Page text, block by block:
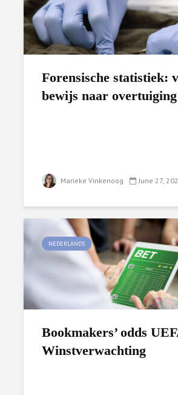
Forensische statistiek:
bewijs naar overtuiging
Marieke Vinkenoog June 27,
NEDERLANDS
Bookmakers’ odds
Winstverwachting